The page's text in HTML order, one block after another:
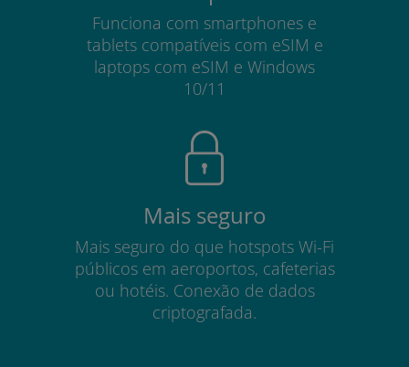
Funciona com smartphones e
tablets compatíveis com eSIM e
laptops com eSIM e Windows
10/11
Mais seguro
Mais seguro do que hotspots Wi-Fi
públicos em aeroportos, cafeterias
ou hotéis. Conexão de dados
criptografada.